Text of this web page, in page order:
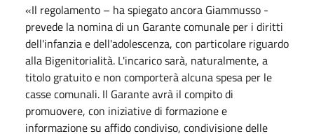
«Il regolamento – ha spiegato ancora Giammusso -
prevede la nomina di un Garante comunale per i diritti
dell'infanzia e dell'adolescenza, con particolare riguardo
alla Bigenitorialità. L'incarico sarà, naturalmente, a
titolo gratuito e non comporterà alcuna spesa per le
casse comunali. Il Garante avrà il compito di
promuovere, con iniziative di formazione e
informazione su affido condiviso, condivisione delle